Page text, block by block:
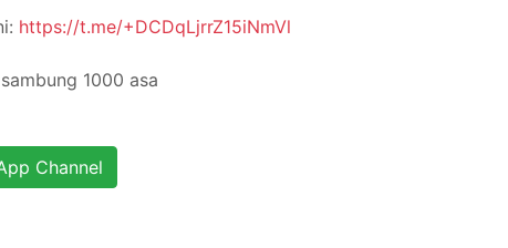
https://t.me/+DCDqLjrrZ15iNmVl
1000 asa
Channel